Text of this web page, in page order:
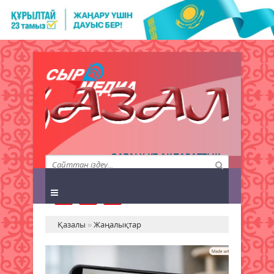
QAZALY.KZ АҚПАРАТТЫҚ
АГЕНТТІГІ
Қазалы »Жаңалықтар
үй